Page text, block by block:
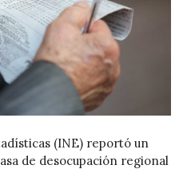
(INE) reportó un
de desocupación regional